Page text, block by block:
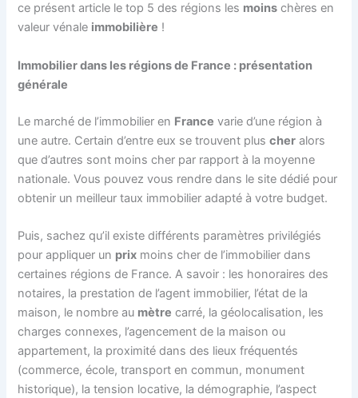
ce présent article le top 5 des régions les moins chères en
valeur vénale immobilière !
Immobilier dans les régions de France : présentation
générale
Le marché de l’immobilier en France varie d’une région à
une autre. Certain d’entre eux se trouvent pluscher alors
que d’autres sont moins cher par rapport à la moyenne
nationale. Vous pouvez vous rendre dans le site dédié pour
obtenir un meilleur taux immobilier adapté à votre budget.
Puis, sachez qu’il existe différents paramètres privilégiés
pour appliquer un prix moins cher de l’immobilier dans
certaines régions de France. A savoir : les honoraires des
notaires, la prestation de l’agent immobilier, l’état de la
maison, le nombre au mètre carré, la géolocalisation, les
charges connexes, l’agencement de la maison ou
appartement, la proximité dans des lieux fréquentés
(commerce, école, transport en commun, monument
historique), la tension locative, la démographie, l’aspect